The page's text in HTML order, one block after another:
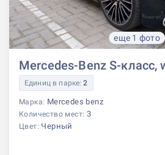
еще 1 фото
Mercedes-Benz S-класс,
Единиц в парке:2
Марка: Mercedes benz
Количество мест: 3
Цвет: Черный